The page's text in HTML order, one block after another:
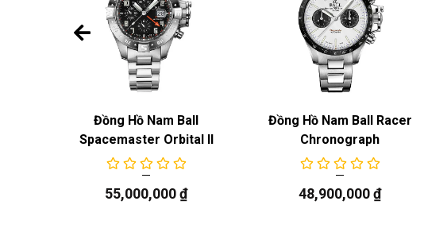
Đồng Hồ Nam Ball
Spacemaster Orbital II
55,000,000₫
Đồng Hồ Nam Ball Racer
Chronograph
48,900,000₫